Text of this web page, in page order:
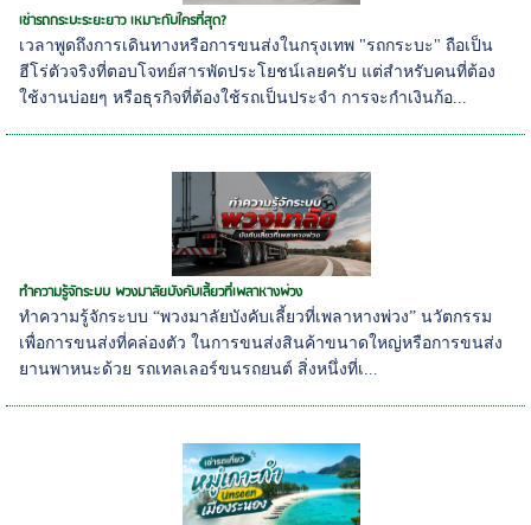
เช่ารถกระบะระยะยาว เหมาะกับใครที่สุด?
เวลาพูดถึงการเดินทางหรือการขนส่งในกรุงเทพ "รถกระบะ" ถือเป็น
ฮีโร่ตัวจริงที่ตอบโจทย์สารพัดประโยชน์เลยครับ แต่สำหรับคนที่ต้อง
ใช้งานบ่อยๆ หรือธุรกิจที่ต้องใช้รถเป็นประจำ การจะกำเงินก้อ...
ทำความรู้จักระบบ พวงมาลัยบังคับเลี้ยวที่เพลาหางพ่วง
ทำความรู้จักระบบ “พวงมาลัยบังคับเลี้ยวที่เพลาหางพ่วง” นวัตกรรม
เพื่อการขนส่งที่คล่องตัว ในการขนส่งสินค้าขนาดใหญ่หรือการขนส่ง
ยานพาหนะด้วย รถเทลเลอร์ขนรถยนต์ สิ่งหนึ่งที่เ...